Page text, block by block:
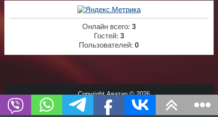
Онлайн всего: 3
Гостей: 3
Пользователей:0
Copyright Аватар © 2026
Хостинг от
uCoz